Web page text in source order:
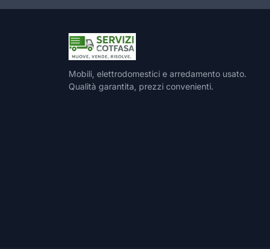
Mobili, elettrodomestici e arredamento usato.
Qualità garantita, prezzi convenienti.